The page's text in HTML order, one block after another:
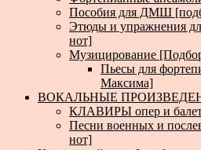
Пособия для ДМШ
Этюды и упражнения
нот]
Музицирование
Пьесы для
Максима]
ВОКАЛЬНЫЕ
КЛАВИРЫ опер и
Песни военных и
нот]